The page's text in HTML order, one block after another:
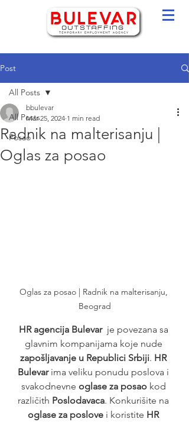
Post
All Posts
Posao
All Posts
Radnik na malterisanju |
Oglas za posao
bbulevar
Mar 25, 2024 1 min read
Oglas za posao | Radnik na malterisanju,
Beograd
HR agencija Bulevar je povezana sa
glavnim kompanijama koje nude
zapošljavanje u Republici Srbiji. HR
Bulevar ima veliku ponudu poslova i
svakodnevne oglase za posao kod
različith Poslodavaca. Konkurišite na
oglase za poslove i koristite HR